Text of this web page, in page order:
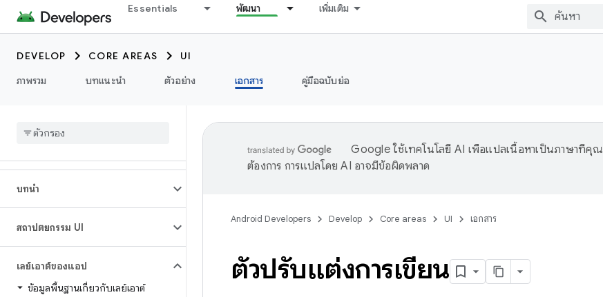
Essentials พัฒนา เพิ่มเติม
DEVELOP CORE AREAS
UI
ภาพรวม
บทแนะนำ ตัวอย่าง เอกสาร คู่มือฉบับย่อ
บทนำ
สถาปัตยกรรม UI
เลย์เอาต์ของแอป
ข้อมูลพื้นฐานเกี่ยวกับเลย์เอาต์
Google ใช้เทคโนโลยี AI เพื่อแปลเนื้อหาเป็นภาษาที่คุณ
ต้องการ การแปลโดย AI อาจมีข้อผิดพลาด
Android Developers Develop Core areas UI เอกสาร
ตัวปรับแต่งการเขียน